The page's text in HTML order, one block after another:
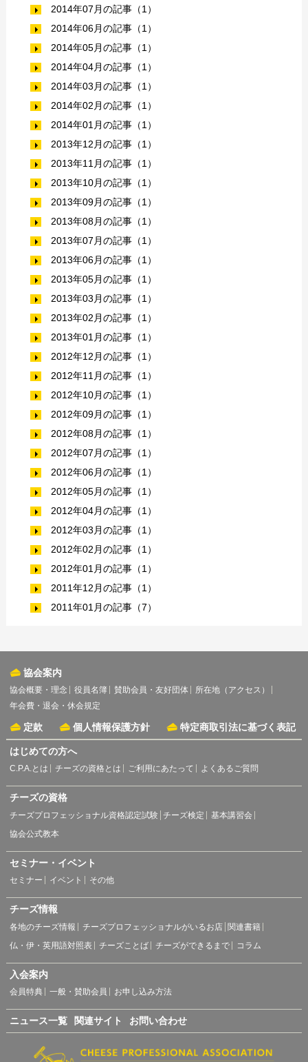
2014年07月の記事（1）
2014年06月の記事（1）
2014年05月の記事（1）
2014年04月の記事（1）
2014年03月の記事（1）
2014年02月の記事（1）
2014年01月の記事（1）
2013年12月の記事（1）
2013年11月の記事（1）
2013年10月の記事（1）
2013年09月の記事（1）
2013年08月の記事（1）
2013年07月の記事（1）
2013年06月の記事（1）
2013年05月の記事（1）
2013年03月の記事（1）
2013年02月の記事（1）
2013年01月の記事（1）
2012年12月の記事（1）
2012年11月の記事（1）
2012年10月の記事（1）
2012年09月の記事（1）
2012年08月の記事（1）
2012年07月の記事（1）
2012年06月の記事（1）
2012年05月の記事（1）
2012年04月の記事（1）
2012年03月の記事（1）
2012年02月の記事（1）
2012年01月の記事（1）
2011年12月の記事（1）
2011年01月の記事（7）
協会案内
協会概要・理念 役員名簿 賛助会員・友好団体
所在地（アクセス）
年会費・退会・休会規定
定款 個人情報保護方針 特定商取引法に基づく表記
はじめての方へ
C.P.A.とは チーズの資格とは ご利用にあたって よくあるご質問
チーズの資格
チーズプロフェッショナル資格認定試験 チーズ検定
基本講習会
協会公式教本
セミナー・イベント
セミナー イベント その他
チーズ情報
各地のチーズ情報 チーズプロフェッショナルがいるお店 関連書籍
仏・伊・英用語対照表
チーズことば チーズができるまで コラム
入会案内
会員特典 一般・賛助会員 お申し込み方法
ニュース一覧 関連サイト お問い合わせ